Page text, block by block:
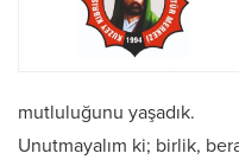
mutluluğunu yaşadık.
Unutmayalım ki; birlik,